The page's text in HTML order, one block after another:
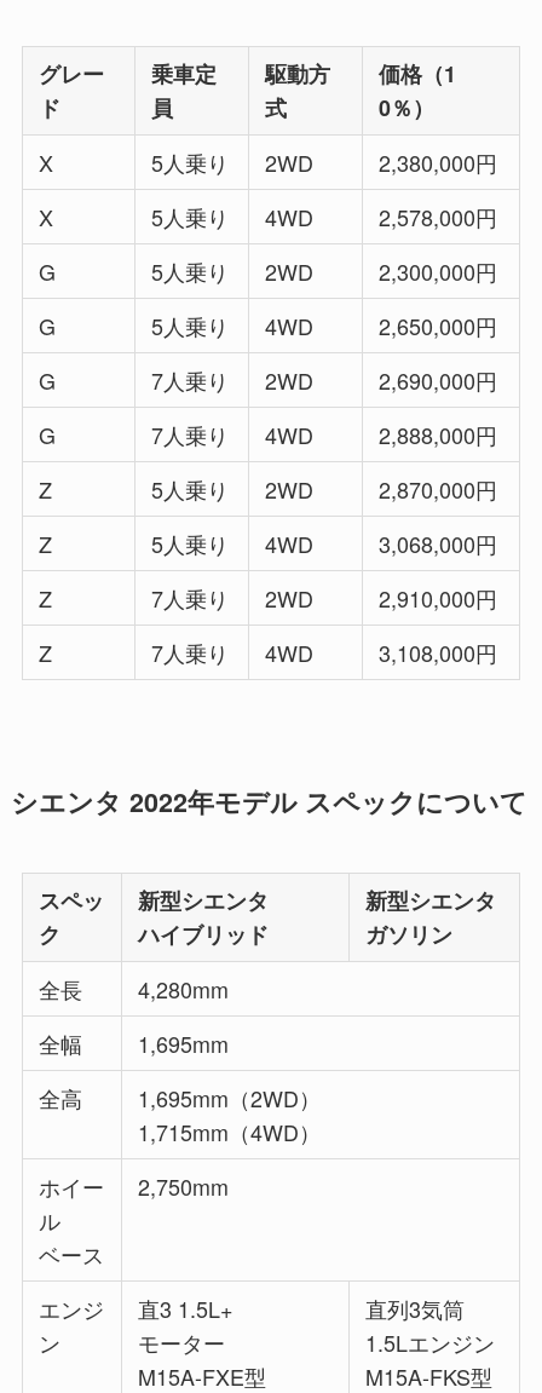
グレー
ド
乗車定
員
駆動方
式
価格（1
0％）
X
5人乗り 2WD
2,380,000円
X
5人乗り 4WD
2,578,000円
G
5人乗り 2WD
2,300,000円
G
5人乗り 4WD
2,650,000円
G
7人乗り 2WD
2,690,000円
G
7人乗り 4WD
2,888,000円
Z
5人乗り 2WD
2,870,000円
Z
5人乗り 4WD
3,068,000円
Z
7人乗り 2WD
2,910,000円
Z
7人乗り 4WD 3,108,000円
シエンタ 2022年モデル スペックについて
スペッ
ク
新型シエンタ
ハイブリッド
新型シエンタ
ガソリン
全長
4,280mm
全幅
1,695mm
全高
1,695mm（2WD）
1,715mm（4WD）
ホイー
ル
ベース
2,750mm
エンジ
ン
直3 1.5L+
モーター
M15A-FXE型
直列3気筒
1.5Lエンジン
M15A-FKS型